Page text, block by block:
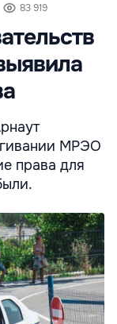
83 919
МРЭО
права для